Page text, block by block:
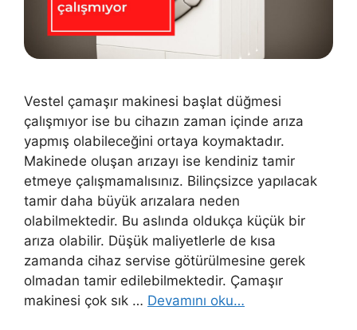
Vestel çamaşır makinesi başlat düğmesi
çalışmıyor ise bu cihazın zaman içinde arıza
yapmış olabileceğini ortaya koymaktadır.
Makinede oluşan arızayı ise kendiniz tamir
etmeye çalışmamalısınız. Bilinçsizce yapılacak
tamir daha büyük arızalara neden
olabilmektedir. Bu aslında oldukça küçük bir
arıza olabilir. Düşük maliyetlerle de kısa
zamanda cihaz servise götürülmesine gerek
olmadan tamir edilebilmektedir. Çamaşır
makinesi çok sık … Devamını oku…